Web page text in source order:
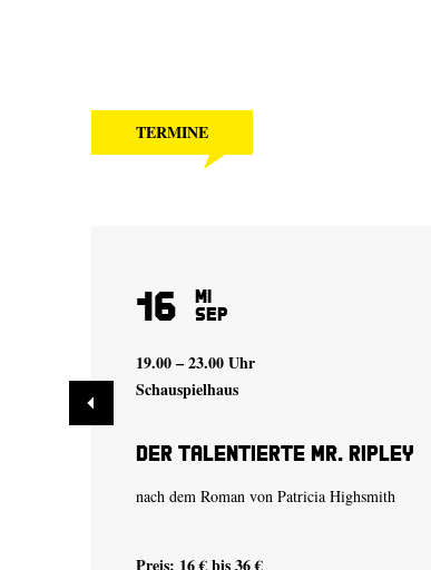
TERMINE
16 Mi
Sep
19.00 – 23.00 Uhr
Schauspielhaus
Der talentierte Mr. Ripley
nach dem Roman von Patricia Highsmith
Preis: 16 € bis 36 €